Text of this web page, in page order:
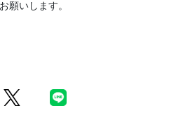
願いします。